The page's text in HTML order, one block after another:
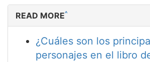
READ MORE^
¿Cuáles son los
personajes en el libro